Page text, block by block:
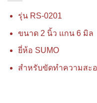
รุ่น RS-0201
ขนาด 2 นิ้ว แกน 6 มิล
ยี่ห้อ SUMO
สำหรับขัดทำความสะ